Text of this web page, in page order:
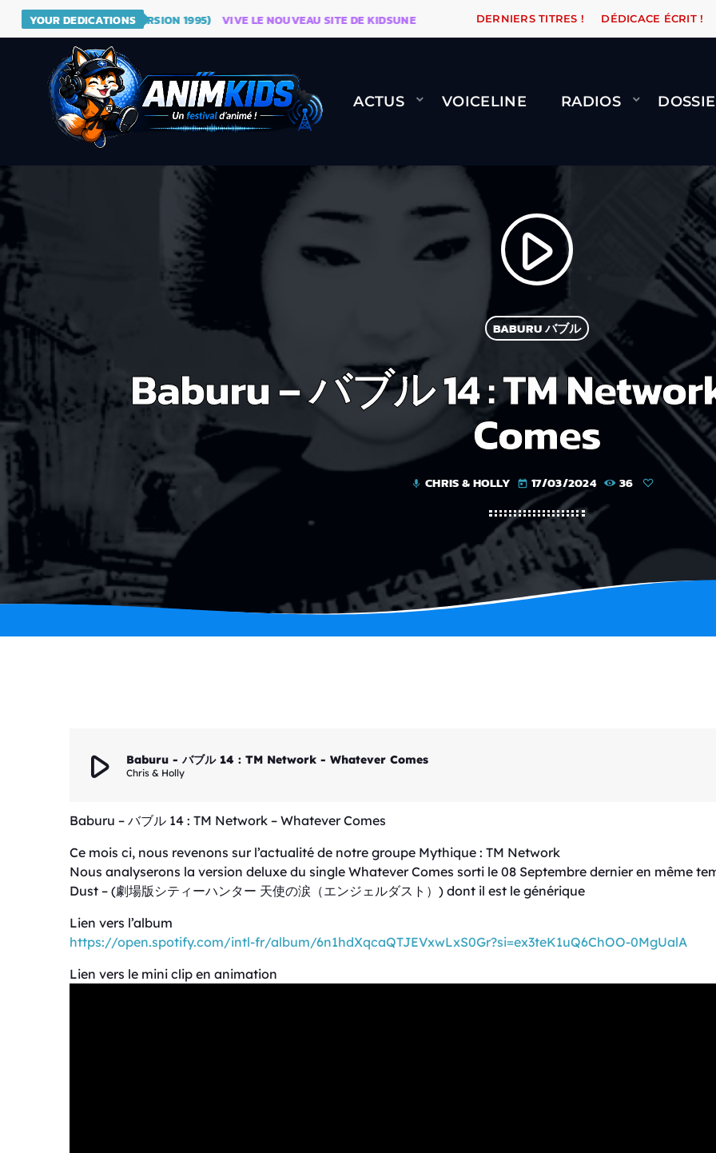
YOUR DEDICATIONS
(GÉNÉRIQUE VERSION 1995) VIVE LE NOUVEAU SITE DE KIDSUNE WARÉTRO ORANGE ROAD QUI PASSE, ÇA LE
DERNIERS TITRES ! DÉDICACE ÉCRIT !
ACTUS VOICELINE RADIOS
play_arrow
BABURU バブル
Baburu – バブル 14 : TM
Comes
mic CHRIS & HOLLY today 17/03/2024 36
play_arrow Baburu - バブル 14 : TM Network - Whatever Comes
Chris & Holly
Baburu – バブル 14 : TM Network – Whatever Comes
Ce mois ci, nous revenons sur l’actualité de notre groupe Mythique : TM Network
Nous analyserons la version deluxe du single Whatever Comes sorti le 08 Septembre dernier en même
Dust – (劇場版シティーハンター 天使の涙（エンジェルダスト）) dont il est le générique
Lien vers l’album
https://open.spotify.com/intl-fr/album/6n1hdXqcaQTJEVxwLxS0Gr?si=ex3teK1uQ6ChOO-0MgUalA
Lien vers le mini clip en animation